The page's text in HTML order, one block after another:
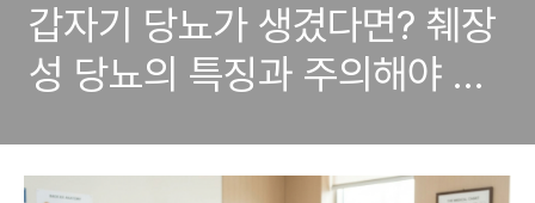
갑자기 당뇨가 생겼다면? 췌장
성 당뇨의 특징과 주의해야 할